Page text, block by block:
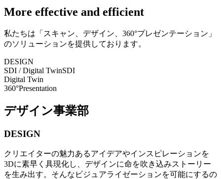
More effective and efficient
私たちは「スキャン、デザイン、360°プレゼンテーション」
のソリューションを提供しております。
DESIGN
SDI / Digital TwinSDI
Digital Twin
360°Presentation
デザイン事業部
DESIGN
クリエイターの魅力あるアイデアやインスピレーションを
3Dに素早く具現化し、デザインに命を吹き込みストーリー
を生み出す。そんなビジュアライゼーションを可能にするの